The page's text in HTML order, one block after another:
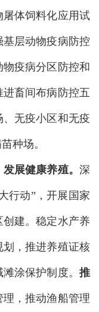
体饲料化应用试
基层动物疫病防控
疫病分区防控和
畜间布病防控五
无疫小区和无疫
种场。
发展健康养殖。深
行动”，开展国家
建。稳定水产养
，推进养殖证核
涂保护制度。 推
，推动渔船管理